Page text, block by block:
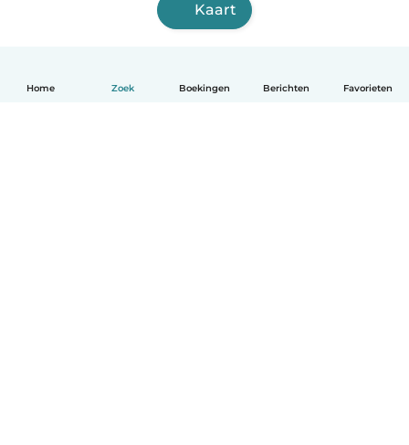
Home Zoek Boekingen Berichten Favorieten
Kaart